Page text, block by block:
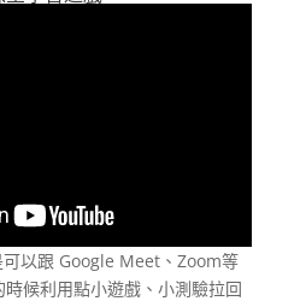
以跟 Google Meet、Zoom等
候利用點小遊戲、小測驗拉回